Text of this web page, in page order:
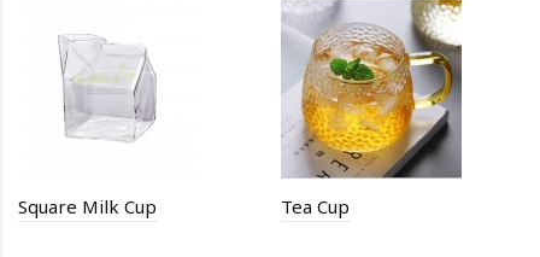
Square Milk Cup Tea Cup